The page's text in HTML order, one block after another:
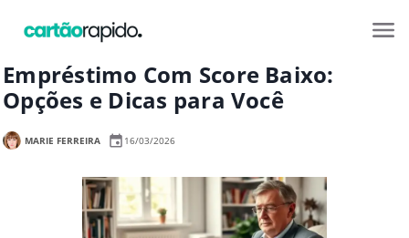
Empréstimo Com Score Baixo:
Opções e Dicas para Você
MARIE FERREIRA 16/03/2026